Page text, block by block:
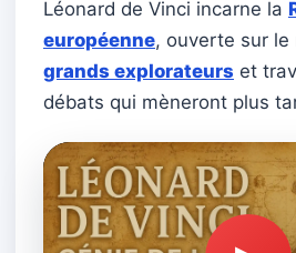
Léonard de Vinci incarne la
européenne, ouverte sur le
grands explorateurs et
débats qui mèneront plus